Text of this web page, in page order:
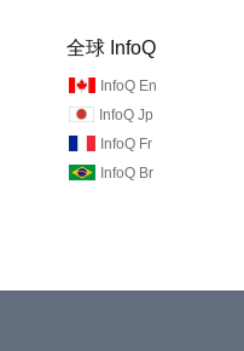
全球 InfoQ
InfoQ En
InfoQ Jp
InfoQ Fr
InfoQ Br